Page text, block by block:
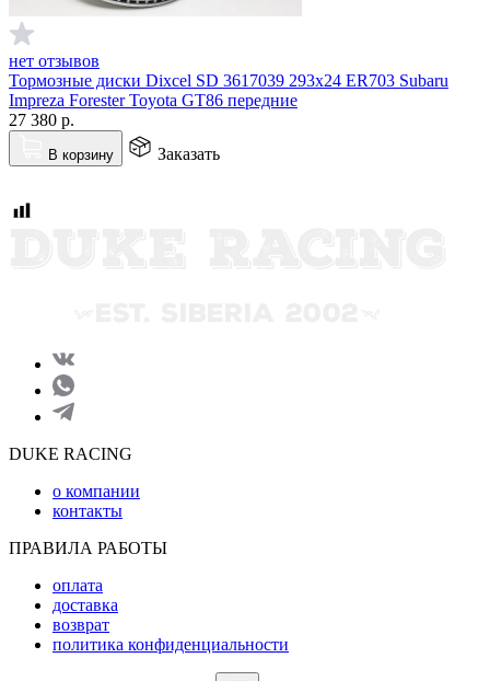
нет отзывов
Тормозные диски Dixcel SD 3617039 293x24 ER703 Subaru
Impreza Forester Toyota GT86 передние
27 380 р.
В корзину Заказать
DUKE RACING
о компании
контакты
ПРАВИЛА РАБОТЫ
оплата
доставка
возврат
политика конфиденциальности